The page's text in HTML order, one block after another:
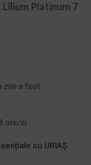
Platinum 7
zile a fost:
ore/zi
cu URIAȘ